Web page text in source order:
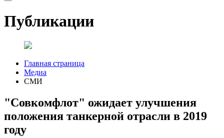
Публикации
Главная страница
Медиа
СМИ
"Совкомфлот" ожидает улучшения
положения танкерной отрасли в 2019
году